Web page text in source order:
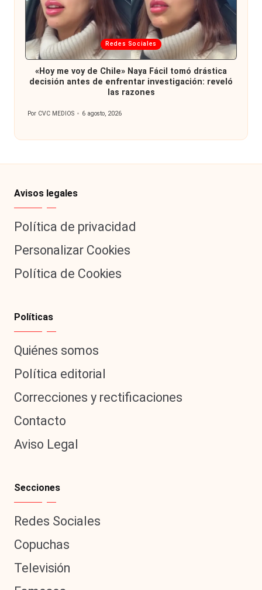
Publicada
en
Redes Sociales
«Hoy me voy de Chile» Naya Fácil tomó drástica
decisión antes de enfrentar investigación: reveló
las razones
Publicado
Por CVC MEDIOS 6 agosto, 2026
Avisos legales
Política de privacidad
Personalizar Cookies
Política de Cookies
Políticas
Quiénes somos
Política editorial
Correcciones y rectificaciones
Contacto
Aviso Legal
Secciones
Redes Sociales
Copuchas
Televisión